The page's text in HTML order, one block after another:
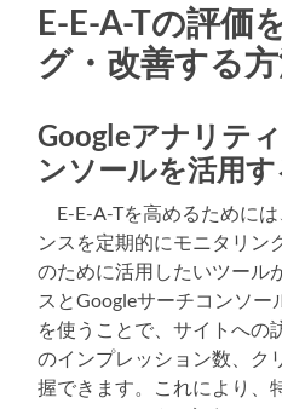
E-E-A-Tの評価
グ・改善する
Googleアナリテ
ンソールを活用す
E-E-A-Tを高めるために
ンスを定期的にモニタリン
のために活用したいツール
スとGoogleサーチコンソ
を使うことで、サイトへの
のインプレッション数、ク
握できます。これにより、